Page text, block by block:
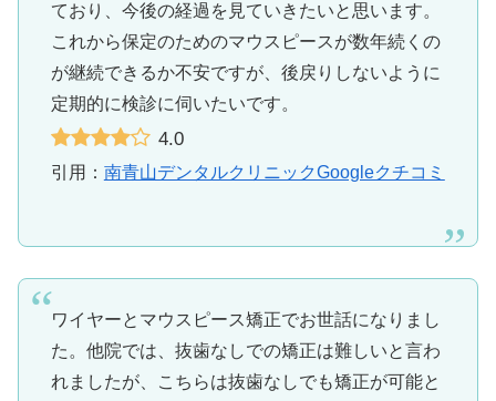
ており、今後の経過を見ていきたいと思います。
これから保定のためのマウスピースが数年続くの
が継続できるか不安ですが、後戻りしないように
定期的に検診に伺いたいです。
4.0
引用： 南青山デンタルクリニックGoogleクチコミ
ワイヤーとマウスピース矯正でお世話になりまし
た。他院では、抜歯なしでの矯正は難しいと言わ
れましたが、こちらは抜歯なしでも矯正が可能と